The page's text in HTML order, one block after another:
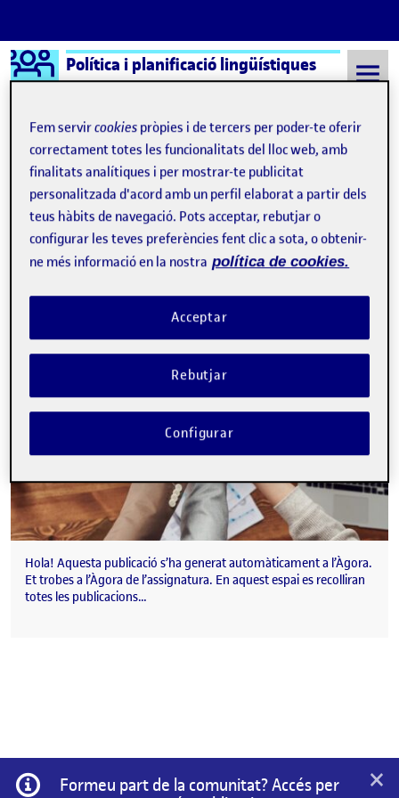
Saltar al contingut
Logo Ágora
Política i planificació lingüístiques
Semestre 20212 - Aula 1 Quelic Berga Carreras
Quelic Berga Carreras
Benvinguts i benvingudes!
Publicat per
Quelic Berga Carreras
Data de publicació8 setembre, 2021 11:10 pm
Hola! Aquesta publicació s’ha generat automàticament a l’Àgora.
Et trobes a l’Àgora de l’assignatura. En aquest espai es recolliran
totes les publicacions…
Informació
Formeu part de la comunitat? Accés per
×
Fem servircookies pròpies i de tercers per poder-te oferir
correctament totes les funcionalitats del lloc web, amb
finalitats analítiques i per mostrar-te publicitat
personalitzada d'acord amb un perfil elaborat a partir dels
teus hàbits de navegació. Pots acceptar, rebutjar o
configurar les teves preferències fent clic a sota, o obtenir-
ne més informació en la nostra política de cookies.
Rebutjar
Acceptar
Configurar